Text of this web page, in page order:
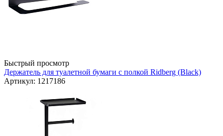
Быстрый просмотр
Держатель для туалетной бумаги с полкой Ridberg (Black)
Артикул: 1217186